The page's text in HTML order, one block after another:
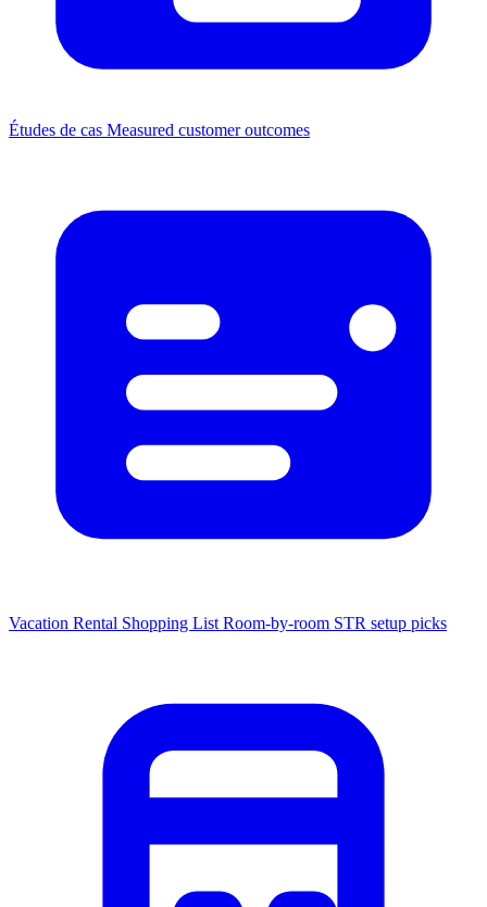
Études de cas Measured customer outcomes
Vacation Rental Shopping List Room-by-room STR setup picks